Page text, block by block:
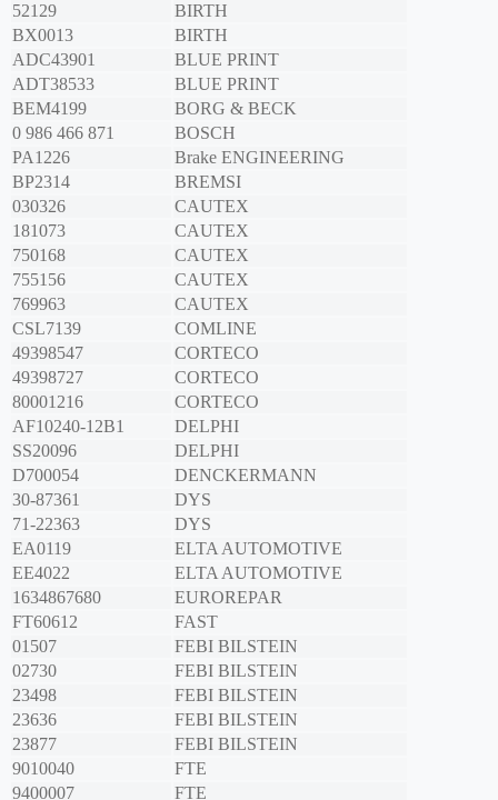
52129
BIRTH
BX0013
BIRTH
ADC43901
BLUE PRINT
ADT38533
BLUE PRINT
BEM4199
BORG & BECK
0 986 466 871
BOSCH
PA1226
Brake ENGINEERING
BP2314
BREMSI
030326
CAUTEX
181073
CAUTEX
750168
CAUTEX
755156
CAUTEX
769963
CAUTEX
CSL7139
COMLINE
49398547
CORTECO
49398727
CORTECO
80001216
CORTECO
AF10240-12B1
DELPHI
SS20096
DELPHI
D700054
DENCKERMANN
30-87361
DYS
71-22363
DYS
EA0119
ELTA AUTOMOTIVE
EE4022
ELTA AUTOMOTIVE
1634867680
EUROREPAR
FT60612
FAST
01507
FEBI BILSTEIN
02730
FEBI BILSTEIN
23498
FEBI BILSTEIN
23636
FEBI BILSTEIN
23877
FEBI BILSTEIN
9010040
FTE
9400007
FTE